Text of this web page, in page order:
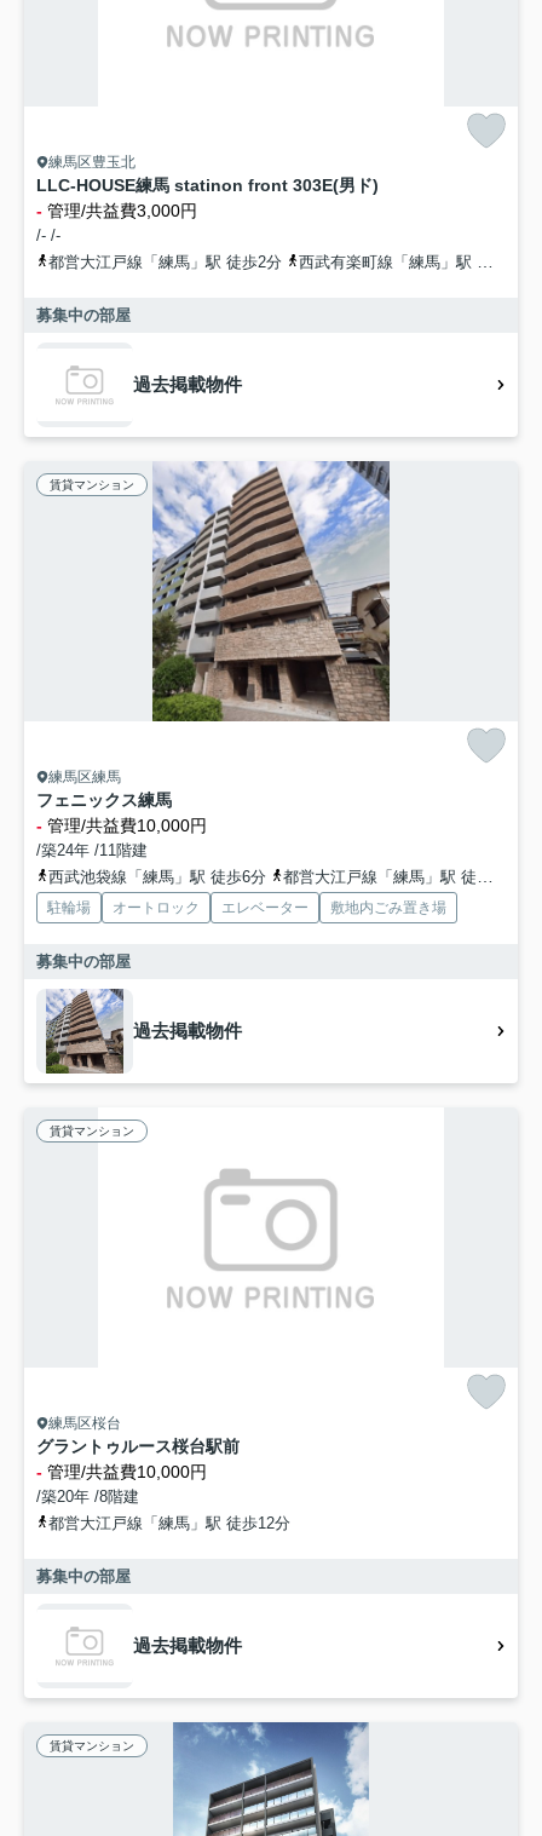
練馬区豊玉北
LLC-HOUSE練馬 statinon front 303E(男ド)
- 管理/共益費3,000円
/- /-
都営大江戸線「練馬」駅 徒歩2分
西武有楽町線「練馬」駅 徒歩3分
募集中の部屋
過去掲載物件
賃貸マンション
練馬区練馬
フェニックス練馬
- 管理/共益費10,000円
/築24年 /11階建
西武池袋線「練馬」駅 徒歩6分
都営大江戸線「練馬」駅 徒歩7分
駐輪場 オートロック エレベーター 敷地内ごみ置き場
募集中の部屋
過去掲載物件
賃貸マンション
練馬区桜台
グラントゥルース桜台駅前
- 管理/共益費10,000円
/築20年 /8階建
都営大江戸線「練馬」駅 徒歩12分
募集中の部屋
過去掲載物件
賃貸マンション